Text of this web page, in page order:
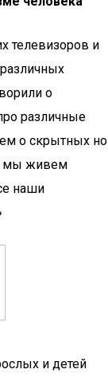
телевизоров и
о
различные
о скрытных но
мы живем
наши
и детей